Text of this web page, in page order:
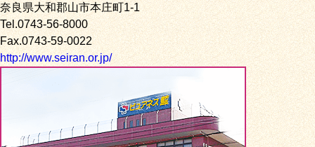
奈良県大和郡山市本庄町1-1
Tel.0743-56-8000
Fax.0743-59-0022
http://www.seiran.or.jp/